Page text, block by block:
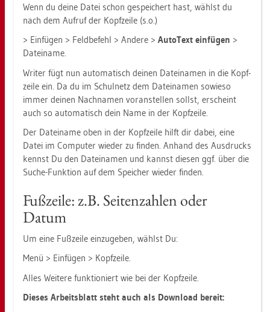
Wenn du deine Datei schon ge­spei­chert hast, wählst du
nach dem Auf­ruf der Kopf­zei­le (s.o.)
> Ein­fü­gen > Feld­be­fehl > An­de­re > Au­to­Text ein­fü­gen >
Da­tei­na­me.
Wri­ter fügt nun au­to­ma­tisch dei­nen Da­tei­na­men in die Kopf­
zei­le ein. Da du im Schul­netz dem Da­tei­na­men so­wie­so
immer dei­nen Nach­na­men vor­an­stel­len sollst, er­scheint
auch so au­to­ma­tisch dein Name in der Kopf­zei­le.
Der Da­tei­na­me oben in der Kopf­zei­le hilft dir dabei, eine
Datei im Com­pu­ter wie­der zu fin­den. An­hand des Aus­drucks
kennst Du den Da­tei­na­men und kannst die­sen ggf. über die
Suche-Funk­ti­on auf dem Spei­cher wie­der fin­den.
Fuß­zei­le: z.B. Sei­ten­zah­len oder
Datum
Um eine Fuß­zei­le ein­zu­ge­ben, wählst Du:
Menü > Ein­fü­gen > Kopf­zei­le.
Alles Wei­te­re funk­tio­niert wie bei der Kopf­zei­le.
Die­ses Ar­beits­blatt steht auch als Down­load be­reit: